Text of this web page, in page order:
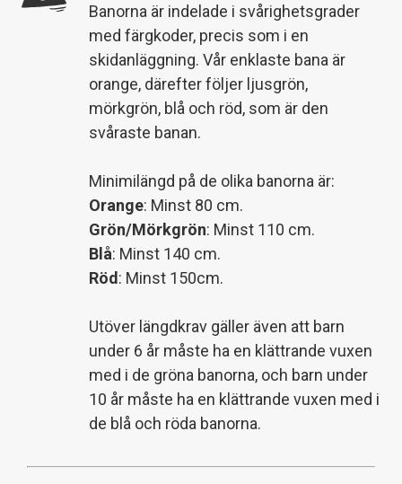
Banorna är indelade i svårighetsgrader
med färgkoder, precis som i en
skidanläggning. Vår enklaste bana är
orange, därefter följer ljusgrön,
mörkgrön, blå och röd, som är den
svåraste banan.
Minimilängd på de olika banorna är:
Orange: Minst 80 cm.
Grön/Mörkgrön: Minst 110 cm.
Blå: Minst 140 cm.
Röd : Minst 150cm.
Utöver längdkrav gäller även att barn
under 6 år måste ha en klättrande vuxen
med i de gröna banorna, och barn under
10 år måste ha en klättrande vuxen med i
de blå och röda banorna.